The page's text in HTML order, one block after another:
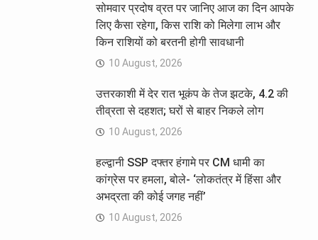
सोमवार प्रदोष व्रत पर जानिए आज का दिन आपके
लिए कैसा रहेगा, किस राशि को मिलेगा लाभ और
किन राशियों को बरतनी होगी सावधानी
10 August, 2026
उत्तरकाशी में देर रात भूकंप के तेज झटके, 4.2 की
तीव्रता से दहशत; घरों से बाहर निकले लोग
10 August, 2026
हल्द्वानी SSP दफ्तर हंगामे पर CM धामी का
कांग्रेस पर हमला, बोले- ‘लोकतंत्र में हिंसा और
अभद्रता की कोई जगह नहीं’
10 August, 2026